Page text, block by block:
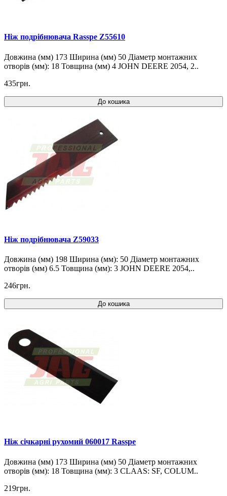
Ніж подрібнювача Rasspe Z55610
Довжина (мм) 173 Ширина (мм) 50 Діаметр монтажних
отворів (мм): 18 Товщина (мм) 4 JOHN DEERE 2054, 2..
435грн.
До кошика
Ніж подрібнювача Z59033
Довжина (мм) 198 Ширина (мм): 50 Діаметр монтажних
отворів (мм) 6.5 Товщина (мм): 3 JOHN DEERE 2054,..
246грн.
До кошика
Ніж січкарні рухомий 060017 Rasspe
Довжина (мм) 173 Ширина (мм) 50 Діаметр монтажних
отворів (мм): 18 Товщина (мм): 3 CLAAS: SF, COLUM..
219грн.